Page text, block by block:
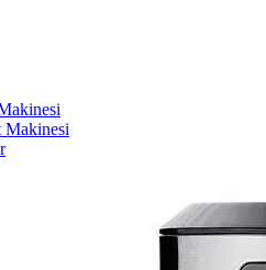
Makinesi